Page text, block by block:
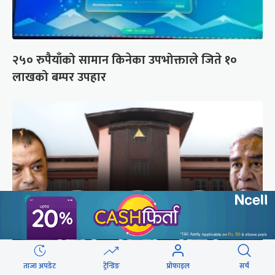
२५० रुपैयाँको सामान किनेका उपभोक्ताले जिते १०
लाखको बम्पर उपहार
अब सर्वोच्चले कसरी गर्छ कांग्रेस विवादको सुनुवाइ ?
ताजा अपडेट ट्रेन्डिङ प्रोफाइल सर्च